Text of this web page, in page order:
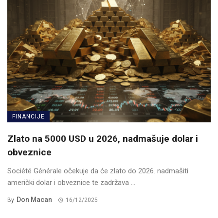
FINANCIJE
Zlato na 5000 USD u 2026, nadmašuje dolar i
obveznice
Société Générale očekuje da će zlato do 2026. nadmašiti
američki dolar i obveznice te zadržava ...
By Don Macan 16/12/2025